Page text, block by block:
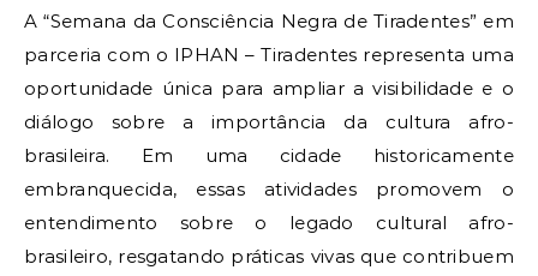
A “Semana da Consciência Negra de Tiradentes” em
parceria com o IPHAN – Tiradentes representa uma
oportunidade única para ampliar a visibilidade e o
diálogo sobre a importância da cultura afro-
brasileira. Em uma cidade historicamente
embranquecida, essas atividades promovem o
entendimento sobre o legado cultural afro-
brasileiro, resgatando práticas vivas que contribuem